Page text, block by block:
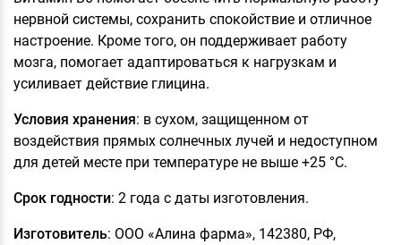
нервной системы, сохранить спокойствие и отличное
настроение. Кроме того, он поддерживает работу
мозга, помогает адаптироваться к нагрузкам и
усиливает действие глицина.
Условия хранения: в сухом, защищенном от
воздействия прямых солнечных лучей и недоступном
для детей месте при температуре не выше +25 °С.
Срок годности: 2 года с даты изготовления.
Изготовитель: ООО «Алина фарма», 142380, РФ,